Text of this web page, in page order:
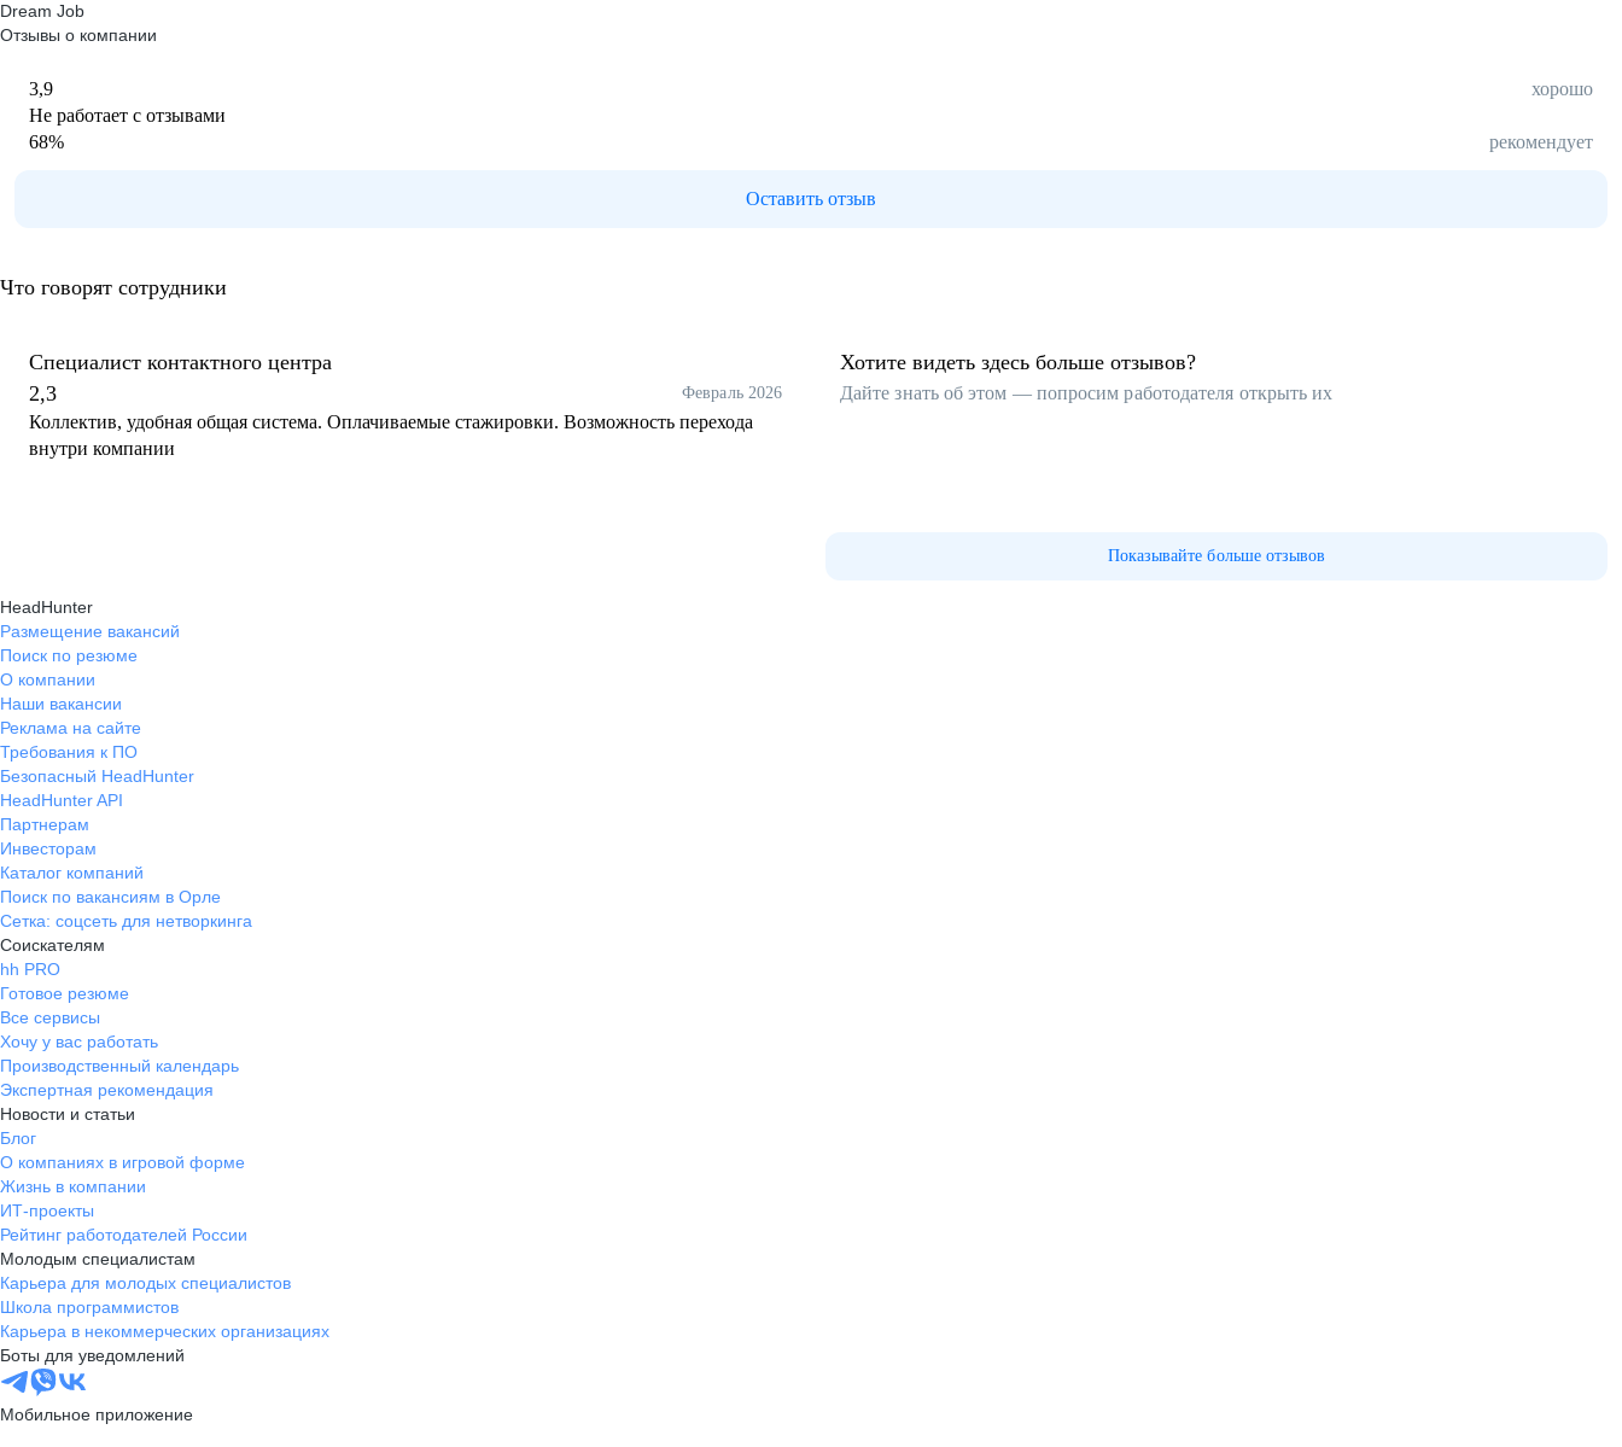
Dream Job
Отзывы о компании
3,9
хорошо
Не работает с отзывами
68% рекомендует
Оставить отзыв
Что говорят сотрудники
Специалист контактного центра
2,3
Февраль 2026
Коллектив, удобная общая система. Оплачиваемые стажировки. Возможность перехода
внутри компании
Хотите видеть здесь больше отзывов?
Дайте знать об этом — попросим работодателя открыть их
Показывайте больше отзывов
HeadHunter
Размещение вакансий
Поиск по резюме
О компании
Наши вакансии
Реклама на сайте
Требования к ПО
Безопасный HeadHunter
HeadHunter API
Партнерам
Инвесторам
Каталог компаний
Поиск по вакансиям в Орле
Сетка: соцсеть для нетворкинга
Соискателям
hh PRO
Готовое резюме
Все сервисы
Хочу у вас работать
Производственный календарь
Экспертная рекомендация
Новости и статьи
Блог
О компаниях в игровой форме
Жизнь в компании
ИТ-проекты
Рейтинг работодателей России
Молодым специалистам
Карьера для молодых специалистов
Школа программистов
Карьера в некоммерческих организациях
Боты для уведомлений
Мобильное приложение